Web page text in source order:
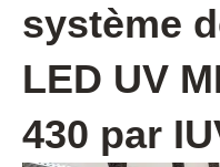
système
LED UV
430 par